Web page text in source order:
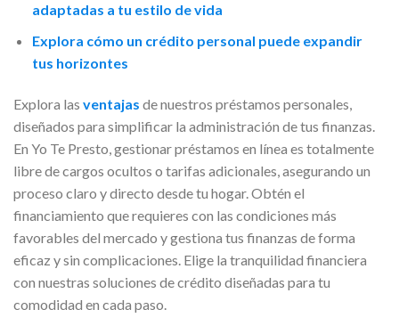
adaptadas a tu estilo de vida
Explora cómo un crédito personal puede expandir
tus horizontes
Explora las ventajas de nuestros préstamos personales,
diseñados para simplificar la administración de tus finanzas.
En Yo Te Presto, gestionar préstamos en línea es totalmente
libre de cargos ocultos o tarifas adicionales, asegurando un
proceso claro y directo desde tu hogar. Obtén el
financiamiento que requieres con las condiciones más
favorables del mercado y gestiona tus finanzas de forma
eficaz y sin complicaciones. Elige la tranquilidad financiera
con nuestras soluciones de crédito diseñadas para tu
comodidad en cada paso.